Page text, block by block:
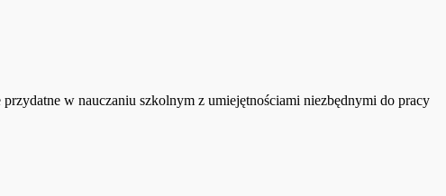
w nauczaniu szkolnym z umiejętnościami niezbędnymi do pracy